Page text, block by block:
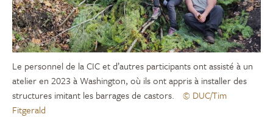
Le personnel de la CIC et d’autres participants ont assisté à un
atelier en 2023 à Washington, où ils ont appris à installer des
structures imitant les barrages de castors.
© DUC/Tim
Fitgerald